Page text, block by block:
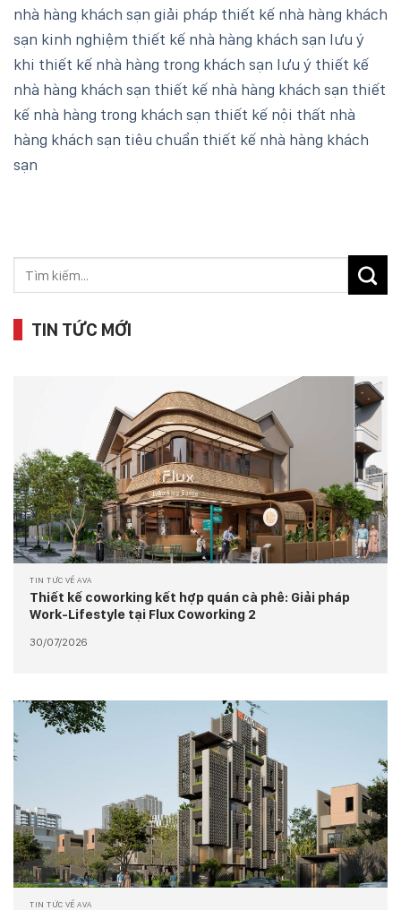
nhà hàng khách sạn giải pháp thiết kế nhà hàng khách
sạn kinh nghiệm thiết kế nhà hàng khách sạn lưu ý
khi thiết kế nhà hàng trong khách sạn lưu ý thiết kế
nhà hàng khách sạn thiết kế nhà hàng khách sạn thiết
kế nhà hàng trong khách sạn thiết kế nội thất nhà
hàng khách sạn tiêu chuẩn thiết kế nhà hàng khách
sạn
TIN TỨC MỚI
TIN TỨC VỀ AVA
Thiết kế coworking kết hợp quán cà phê: Giải pháp
Work-Lifestyle tại Flux Coworking 2
30/07/2026
TIN TỨC VỀ AVA